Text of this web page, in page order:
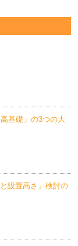
基礎」の3つの大
設置高さ」検討の